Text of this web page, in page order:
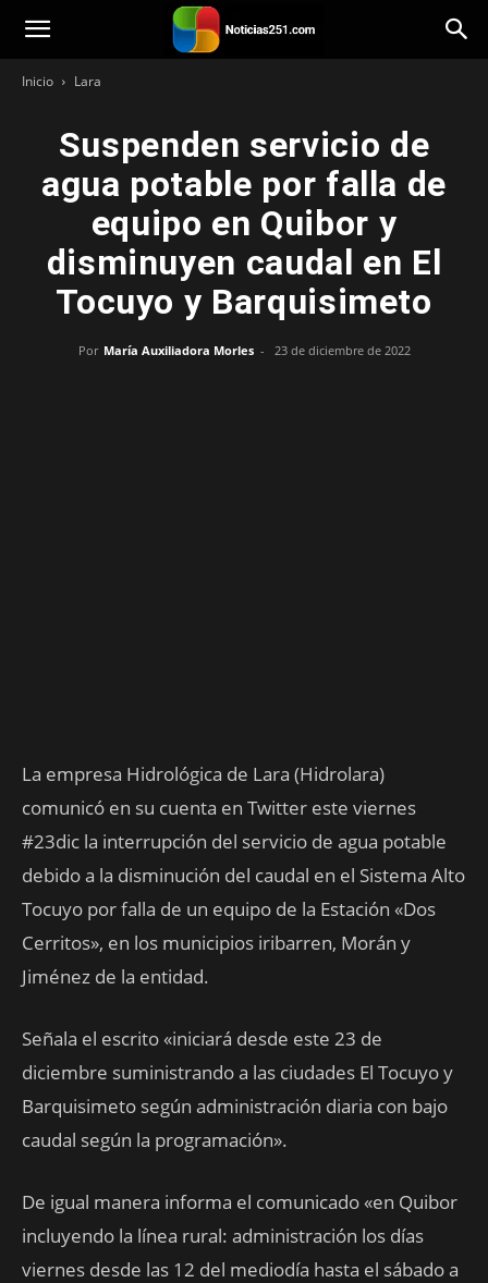
Noticias251
Inicio Lara
Suspenden servicio de
agua potable por falla de
equipo en Quibor y
disminuyen caudal en El
Tocuyo y Barquisimeto
Por María Auxiliadora Morles - 23 de diciembre de 2022
La empresa Hidrológica de Lara (Hidrolara)
comunicó en su cuenta en Twitter este viernes
#23dic la interrupción del servicio de agua potable
debido a la disminución del caudal en el Sistema Alto
Tocuyo por falla de un equipo de la Estación «Dos
Cerritos», en los municipios iribarren, Morán y
Jiménez de la entidad.
Señala el escrito «iniciará desde este 23 de
diciembre suministrando a las ciudades El Tocuyo y
Barquisimeto según administración diaria con bajo
caudal según la programación».
De igual manera informa el comunicado «en Quibor
incluyendo la línea rural: administración los días
viernes desde las 12 del mediodía hasta el sábado a